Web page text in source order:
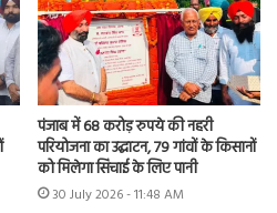
पंजाब में 68 करोड़ रुपये की नहरी
परियोजना का उद्घाटन, 79 गांवों के किसानों
को मिलेगा सिंचाई के लिए पानी
30 July 2026 - 11:48 AM